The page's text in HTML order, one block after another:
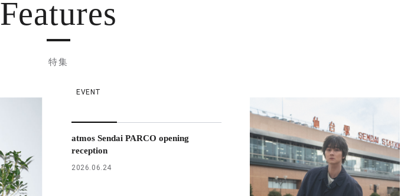
Features
特集
EVENT
atmos Sendai PARCO opening
reception
2026.06.24